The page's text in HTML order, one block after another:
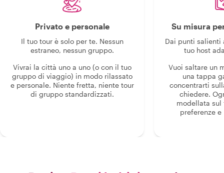
Privato e personale
Il tuo tour è solo per te. Nessun
estraneo, nessun gruppo.
Vivrai la città uno a uno (o con il tuo
gruppo di viaggio) in modo rilassato
e personale. Niente fretta, niente tour
di gruppo standardizzati.
Su misura
Dai punti salienti
tuo host
Vuoi saltare un
una tappa
concentrarti
chiedere.
modellata sul
preferenze